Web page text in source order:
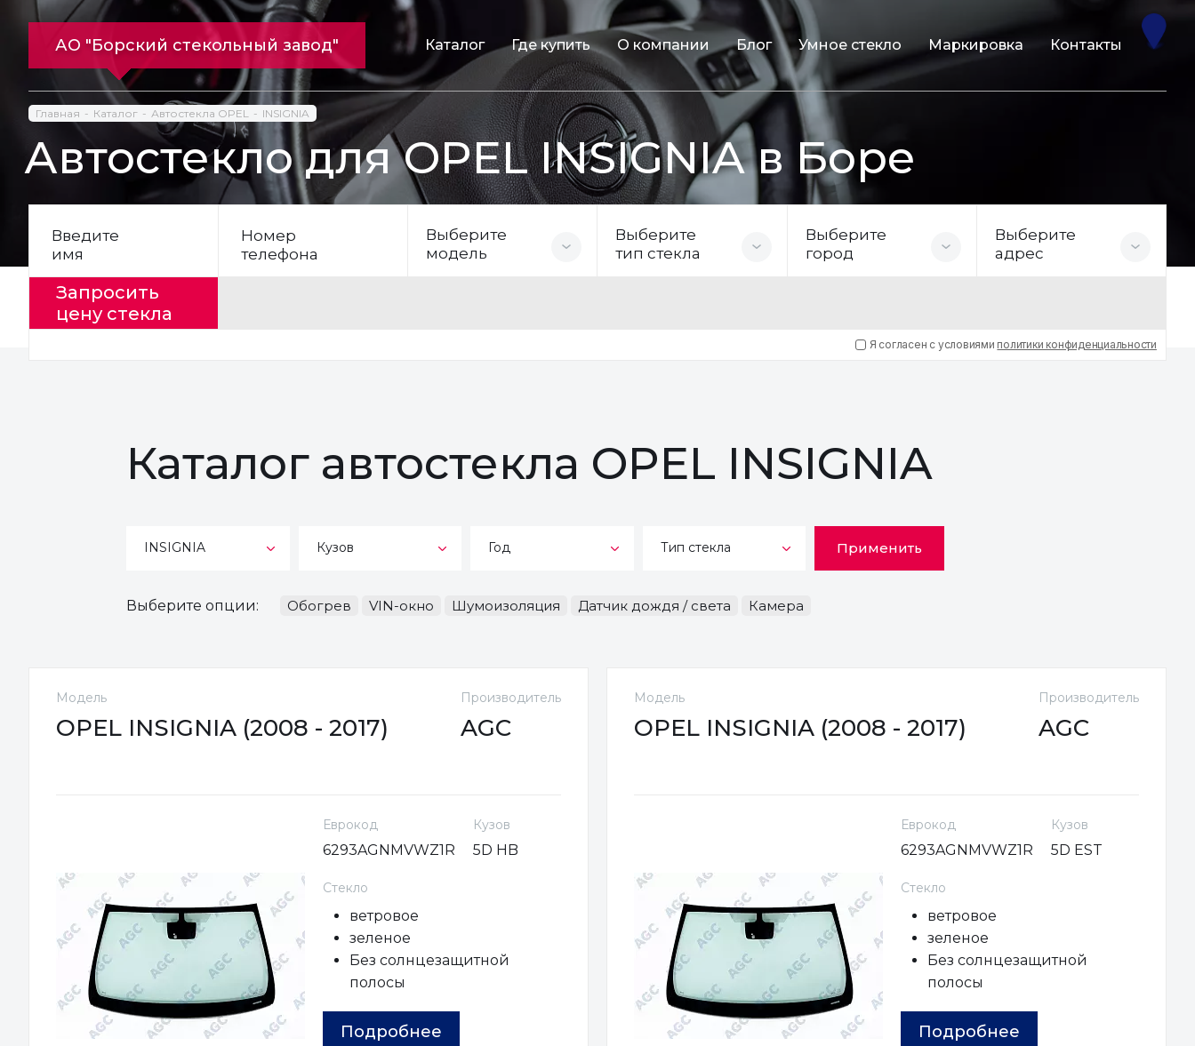
АО "Борский стекольный завод" Каталог Где купить О компании Блог Умное стекло Маркировка Контакты
Главная Каталог Автостекла OPEL INSIGNIA
Автостекло для OPEL INSIGNIA в Боре
Введите
имя
Номер
телефона
Выберите
модель
Выберите
тип стекла
Выберите
город
Выберите
адрес
Запросить
цену стекла
Я согласен с условиями политики конфиденциальности
Каталог автостекла OPEL INSIGNIA
INSIGNIA Кузов Год Тип стекла Применить
Выберите опции: Обогрев VIN-окно Шумоизоляция Датчик дождя / света Камера
Модель
OPEL INSIGNIA (2008 - 2017)
Производитель
AGC
Еврокод
6293AGNMVWZ1R
Кузов
5D HB
Стекло
ветровое
зеленое
Без солнцезащитной
полосы
Подробнее
Модель
OPEL INSIGNIA (2008 - 2017)
Производитель
AGC
Еврокод
6293AGNMVWZ1R
Кузов
5D EST
Стекло
ветровое
зеленое
Без солнцезащитной
полосы
Подробнее